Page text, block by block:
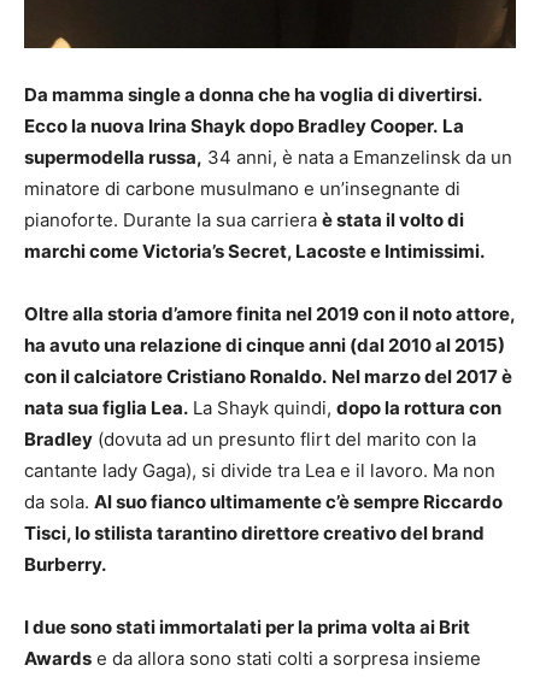
Da mamma single a donna che ha voglia di divertirsi.
Ecco la nuova Irina Shayk dopo Bradley Cooper. La
supermodella russa, 34 anni, è nata a Emanzelinsk da un
minatore di carbone musulmano e un’insegnante di
pianoforte. Durante la sua carriera è stata il volto di
marchi come Victoria’s Secret, Lacoste e Intimissimi.
Oltre alla storia d’amore finita nel 2019 con il noto attore,
ha avuto una relazione di cinque anni (dal 2010 al 2015)
con il calciatore Cristiano Ronaldo. Nel marzo del 2017 è
nata sua figlia Lea. La Shayk quindi, dopo la rottura con
Bradley (dovuta ad un presunto flirt del marito con la
cantante lady Gaga), si divide tra Lea e il lavoro. Ma non
da sola. Al suo fianco ultimamente c’è sempre Riccardo
Tisci, lo stilista tarantino direttore creativo del brand
Burberry.
I due sono stati immortalati per la prima volta ai Brit
Awards e da allora sono stati colti a sorpresa insieme